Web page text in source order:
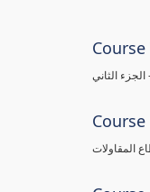
الثاني
المقاولات